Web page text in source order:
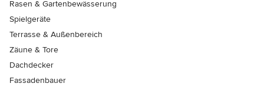
Rasen & Gartenbewässerung
Spielgeräte
Terrasse & Außenbereich
Zäune & Tore
Dachdecker
Fassadenbauer